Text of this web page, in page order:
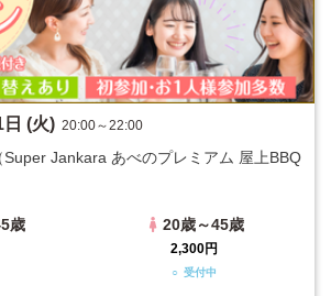
(火) 20:00～22:00
Super Jankara あべのプレミアム 屋上BBQ
歳 20歳～45歳
2,300円
○ 受付中